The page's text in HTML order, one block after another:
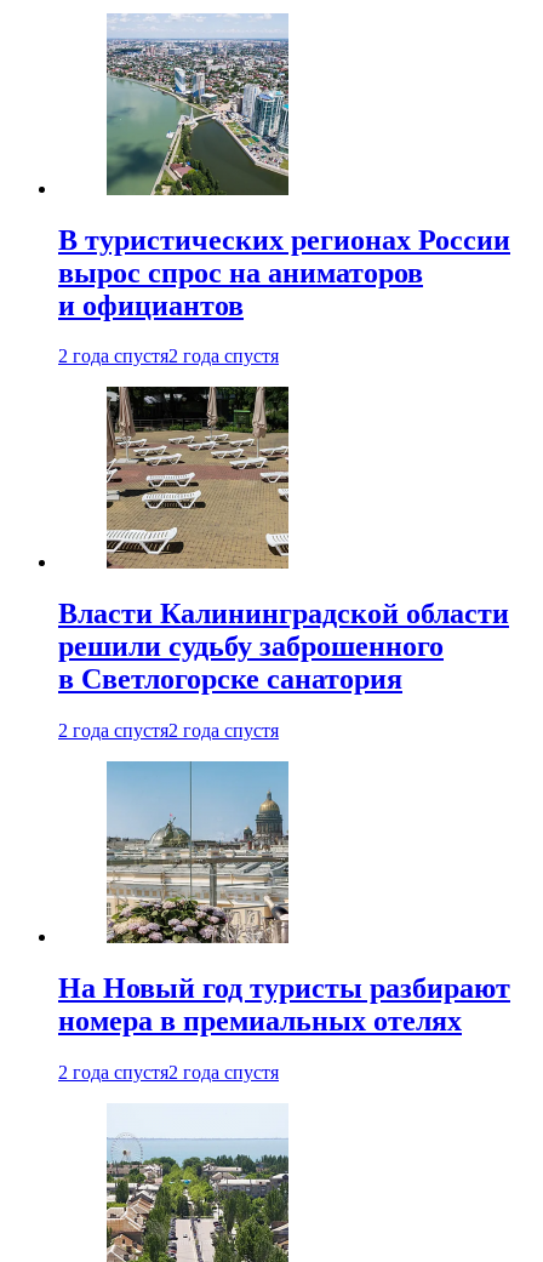
В туристических регионах России
вырос спрос на аниматоров
и официантов
2 года спустя2 года спустя
Власти Калининградской области
решили судьбу заброшенного
в Светлогорске санатория
2 года спустя2 года спустя
На Новый год туристы разбирают
номера в премиальных отелях
2 года спустя2 года спустя